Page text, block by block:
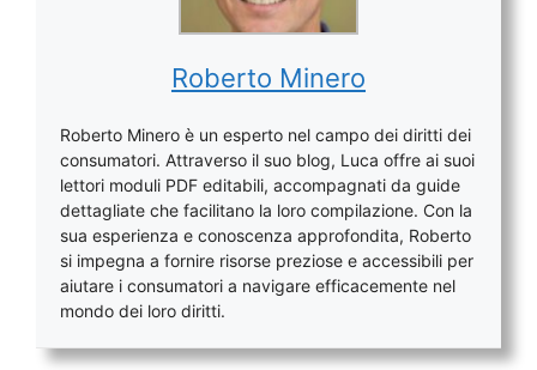
Roberto Minero
Roberto Minero è un esperto nel campo dei diritti dei
consumatori. Attraverso il suo blog, Luca offre ai suoi
lettori moduli PDF editabili, accompagnati da guide
dettagliate che facilitano la loro compilazione. Con la
sua esperienza e conoscenza approfondita, Roberto
si impegna a fornire risorse preziose e accessibili per
aiutare i consumatori a navigare efficacemente nel
mondo dei loro diritti.